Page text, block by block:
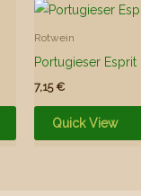
Rotwein
Portugieser Esprit
7,15€
Quick View